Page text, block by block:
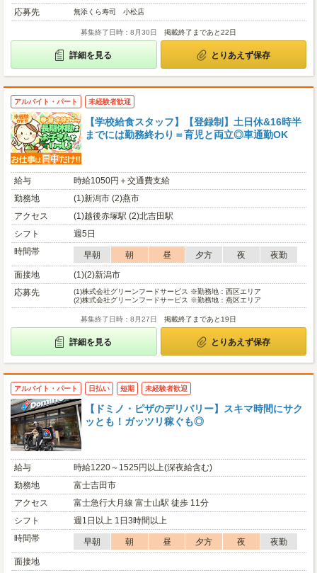
応募先
無添くら寿司 小松店
募集終了日時：8月30日 掲載終了まであと22日
詳細を見る とりあえず保存
アルバイト・パート 未経験者歓迎
【学校給食スタッフ】【登録制】土日休&16時半
までには勤務終わり＝育児と両立◎車通勤OK
給与
時給1050円＋交通費支給
勤務地
(1)新潟市 (2)燕市
アクセス
(1)越後赤塚駅 (2)北吉田駅
シフト
週5日
時間帯
早朝 朝 昼 夕方 夜
夜勤
面接地
(1)(2)新潟市
応募先
(1)株式会社グリーンフードサービス ※勤務地：西区エリア
(2)株式会社グリーンフードサービス ※勤務地：燕区エリア
募集終了日時：8月27日 掲載終了まであと19日
詳細を見る とりあえず保存
アルバイト・パート 日払い 短期 未経験者歓迎
【ドミノ・ピザのデリバリー】スキマ時間にサク
ッとも！ガッツリ稼ぐも◎
給与
時給1220～1525円以上(深夜給含む)
勤務地
富士吉田市
アクセス
富士急行大月線 富士山駅 徒歩 11分
シフト
週1日以上 1日3時間以上
時間帯
早朝 朝 昼 夕方 夜
夜勤
面接地